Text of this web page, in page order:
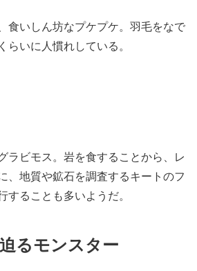
食いしん坊なプケプケ。羽毛をなで
らいに人慣れしている。
ラビモス。岩を食することから、レ
、地質や鉱石を調査するキートのフ
することも多いようだ。
るモンスター